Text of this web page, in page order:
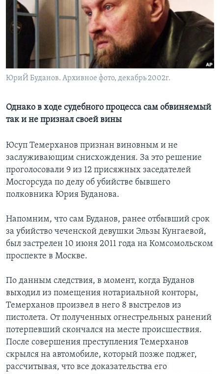
Learning English
СОЦИАЛЬНЫЕ СЕТИ
ЮриЙ Буданов. Архивное фото, декабрь 2002г.
Однако в ходе судебного процесса сам обвиняемый
так и не признал своей вины
Юсуп Темерханов признан виновным и не
заслуживающим снисхождения. За это решение
проголосовали 9 из 12 присяжных заседателей
Мосгорсуда по делу об убийстве бывшего
полковника Юрия Буданова.
Напомним, что сам Буданов, ранее отбывший срок
за убийство чеченской девушки Эльзы Кунгаевой,
был застрелен 10 июня 2011 года на Комсомольском
проспекте в Москве.
По данным следствия, в момент, когда Буданов
выходил из помещения нотариальной конторы,
Темерханов произвел в него 8 выстрелов из
пистолета. От полученных огнестрельных ранений
потерпевший скончался на месте происшествия.
После совершения преступления Темерханов
скрылся на автомобиле, который позже поджег,
рассчитывая, что все доказательства его